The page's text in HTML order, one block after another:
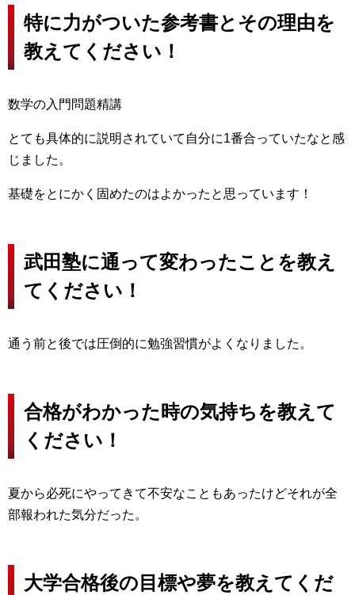
特に力がついた参考書とその理由を
教えてください！
数学の入門問題精講
とても具体的に説明されていて自分に1番合っていたなと感
じました。
基礎をとにかく固めたのはよかったと思っています！
武田塾に通って変わったことを教え
てください！
通う前と後では圧倒的に勉強習慣がよくなりました。
合格がわかった時の気持ちを教えて
ください！
夏から必死にやってきて不安なこともあったけどそれが全
部報われた気分だった。
大学合格後の目標や夢を教えてくだ